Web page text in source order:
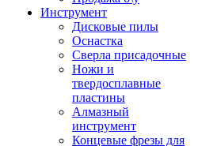
Инструмент
Дисковые пилы
Оснастка
Сверла присадочные
Ножи и
твердосплавные
пластины
Алмазный
инструмент
Концевые фрезы для